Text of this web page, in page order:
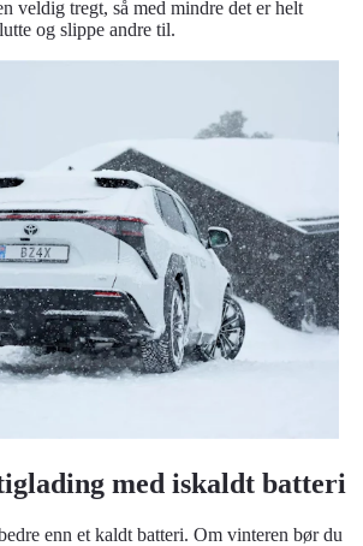
veldig tregt, så med mindre det er helt
og slippe andre til.
med iskaldt batteri
enn et kaldt batteri. Om vinteren bør du